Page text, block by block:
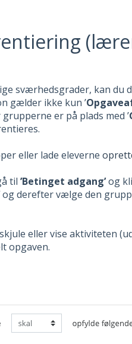
sværhedsgrader, kan du
gælder ikke kun ’
er på plads med ’
eller lade eleverne
til ’Betinget adgang’og
og derefter vælge den
eller vise aktiviteten
opgaven.